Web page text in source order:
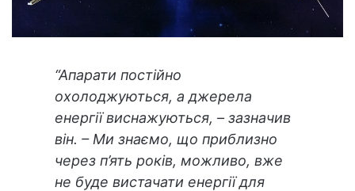
“Апарати постійно
охолоджуються, а джерела
енергії виснажуються, – зазначив
він. – Ми знаємо, що приблизно
через п’ять років, можливо, вже
не буде вистачати енергії для